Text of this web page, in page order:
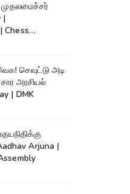
முதலமைச்சர்
|
Chess
செவுட்டு அடி
அரசியல்
| DMK